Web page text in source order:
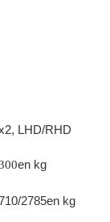
LHD/RHD
en kg
2785en kg